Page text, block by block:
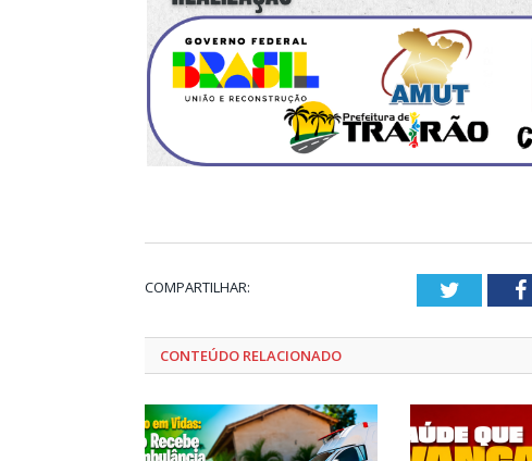
COMPARTILHAR: Twitter
CONTEÚDO RELACIONADO